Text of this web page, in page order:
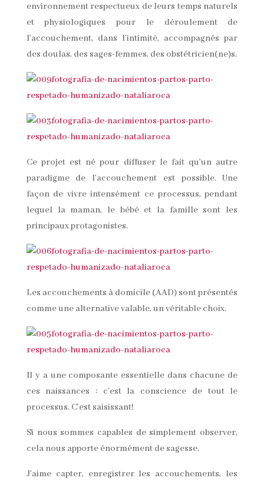
environnement respectueux de leurs temps naturels
et physiologiques pour le déroulement de
l’accouchement, dans l’intimité, accompagnés par
des doulas, des sages-femmes, des obstétricien(ne)s.
Ce projet est né pour diffuser le fait qu’un autre
paradigme de l’accouchement est possible. Une
façon de vivre intensément ce processus, pendant
lequel la maman, le bébé et la famille sont les
principaux protagonistes.
Les accouchements à domicile (AAD) sont présentés
comme une alternative valable, un véritable choix.
Il y a une composante essentielle dans chacune de
ces naissances : c’est la conscience de tout le
processus. C’est saisissant!
Si nous sommes capables de simplement observer,
cela nous apporte énormément de sagesse.
J’aime capter, enregistrer les accouchements, les